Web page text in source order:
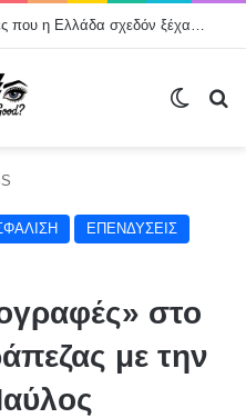
”Πλανήτης Κρήτης ” – Το Γκίνες που η Ελλάδα σχεδόν ξέχασε -Χορός στον οδικό άξονα της Κρήτης, Χανιά- Άγιος Νικόλαος μήκους 200000 μέτρων .
ΕΠΕΝΔΥΣΕΙΣ
στο
με την